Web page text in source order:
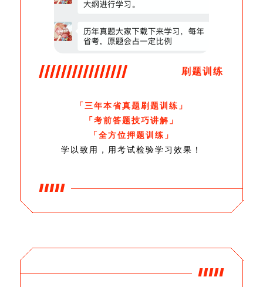
刷题训练
「三年本省真题刷题训练」
「考前答题技巧讲解」
「全方位押题训练」
学以致用，用考试检验学习效果！